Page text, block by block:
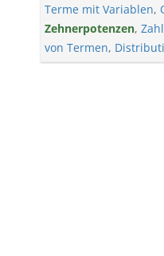
Terme mit Variablen,
Zehnerpotenzen,
von Termen,